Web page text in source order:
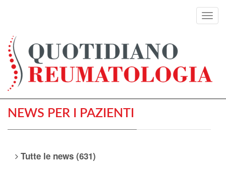
NEWS PER I PAZIENTI
Tutte le news (631)